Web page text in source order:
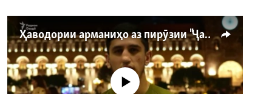
Ҳаводории арманиҳо аз пирӯзии "Ҷаллод"-и тоҷик
Феълан кор намекунад